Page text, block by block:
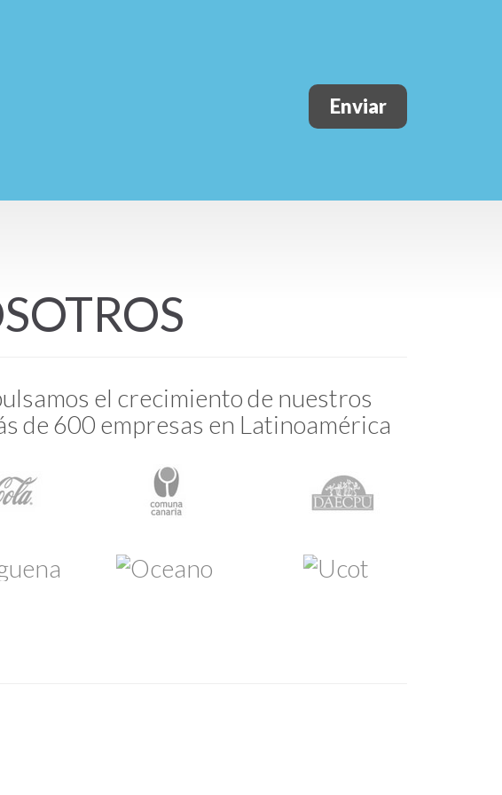
Enviar
el crecimiento de nuestros
de 600 empresas en Latinoamérica